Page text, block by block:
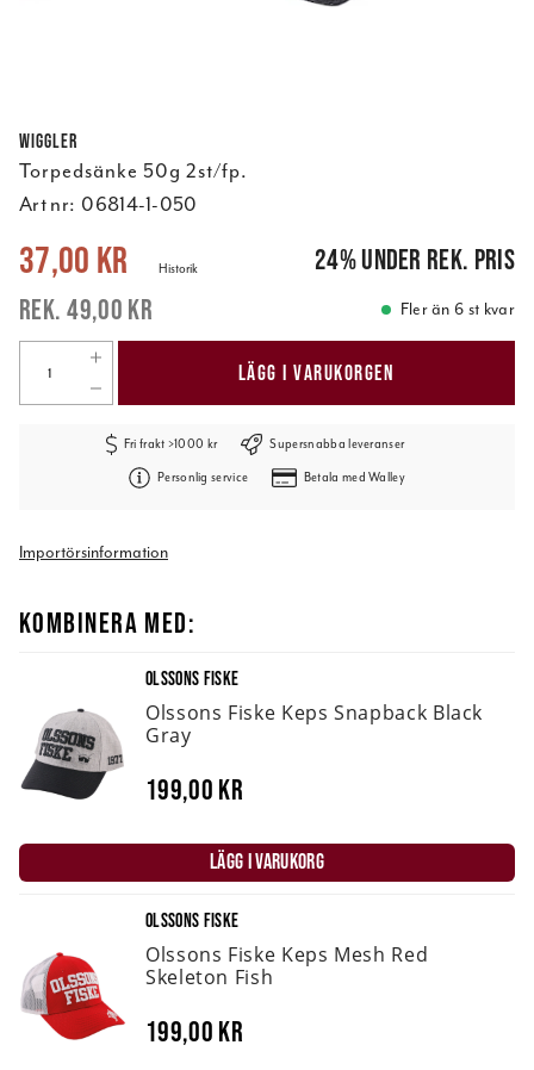
Wiggler
Torpedsänke 50g 2st/fp.
Art nr: 06814-1-050
Nuvarande pris: 49,00 kr
37,00 kr
49,00 kr
Historik 24%under rek. pris
Fler än 6 st kvar
LÄGG I VARUKORGEN
Fri frakt >1000 kr Supersnabba leveranser
Personlig service Betala med Walley
Importörsinformation
KOMBINERA MED:
OLSSONS FISKE
Olssons Fiske Keps Snapback Black
Gray
199,00 kr
LÄGG I VARUKORG
OLSSONS FISKE
Olssons Fiske Keps Mesh Red
Skeleton Fish
199,00 kr